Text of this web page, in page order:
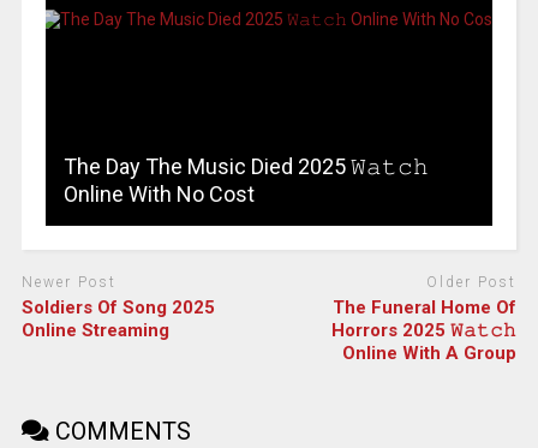
The Day The Music Died 2025 𝚆𝚊𝚝𝚌𝚑
Online With No Cost
Newer Post
Soldiers Of Song 2025
Online Streaming
Older Post
The Funeral Home Of
Horrors 2025 𝚆𝚊𝚝𝚌𝚑
Online With A Group
COMMENTS